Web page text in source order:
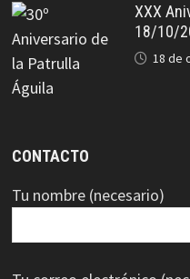
XXX
18/10/
18 de
CONTACTO
Tu nombre (necesario)